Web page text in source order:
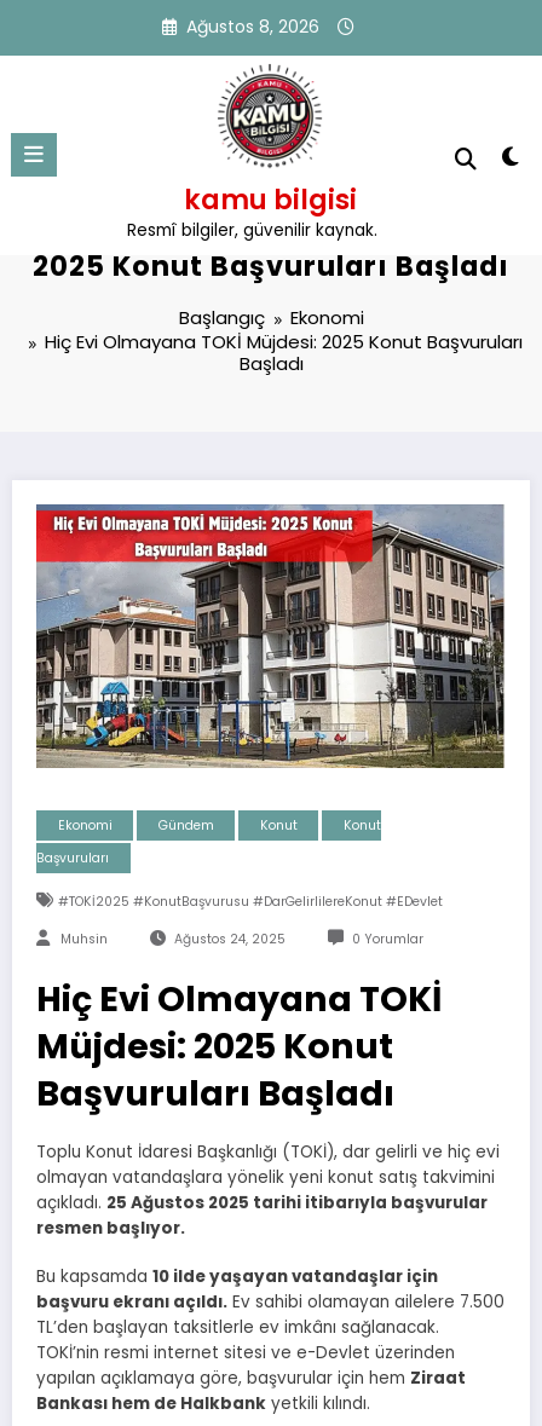
Ağustos 8, 2026
kamu bilgisi
Resmî bilgiler, güvenilir kaynak.
Hiç Evi Olmayana TOKİ Müjdesi:
2025 Konut Başvuruları Başladı
Başlangıç
Ekonomi
Hiç Evi Olmayana TOKİ Müjdesi: 2025 Konut Başvuruları
Başladı
Ekonomi Gündem Konut
Konut
Başvuruları
#TOKİ2025 #KonutBaşvurusu #DarGelirlilereKonut #EDevlet
Muhsin Ağustos 24, 2025 0 Yorumlar
Hiç Evi Olmayana TOKİ
Müjdesi: 2025 Konut
Başvuruları Başladı
Toplu Konut İdaresi Başkanlığı (TOKİ), dar gelirli ve hiç evi
olmayan vatandaşlara yönelik yeni konut satış takvimini
açıkladı. 25 Ağustos 2025 tarihi itibarıyla başvurular
resmen başlıyor.
Bu kapsamda 10 ilde yaşayan vatandaşlar için
başvuru ekranı açıldı. Ev sahibi olamayan ailelere 7.500
TL’den başlayan taksitlerle ev imkânı sağlanacak.
TOKİ’nin resmi internet sitesi ve e-Devlet üzerinden
yapılan açıklamaya göre, başvurular için hem Ziraat
Bankası hem de Halkbank yetkili kılındı.